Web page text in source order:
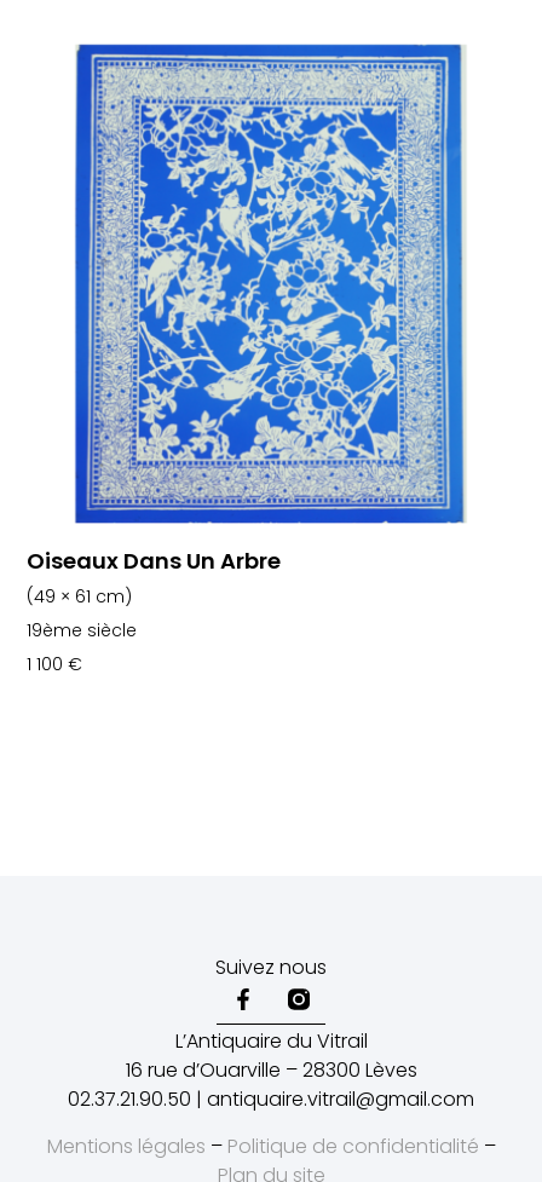
Oiseaux Dans Un Arbre
(49 × 61 cm)
19ème siècle
1 100€
Suivez nous
L’Antiquaire du Vitrail
16 rue d’Ouarville – 28300 Lèves
02.37.21.90.50 | antiquaire.vitrail@gmail.com
Mentions légales – Politique de confidentialité –
Plan du site